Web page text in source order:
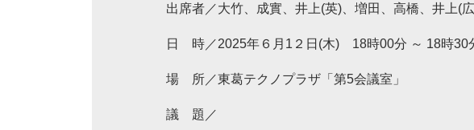
出席者／大竹、成實、井上(英)、増田、高橋、井上
日 時／2025年６月1２日(木) 18時00分 ～ 18時30
場 所／東葛テクノプラザ「第5会議室」
議 題／